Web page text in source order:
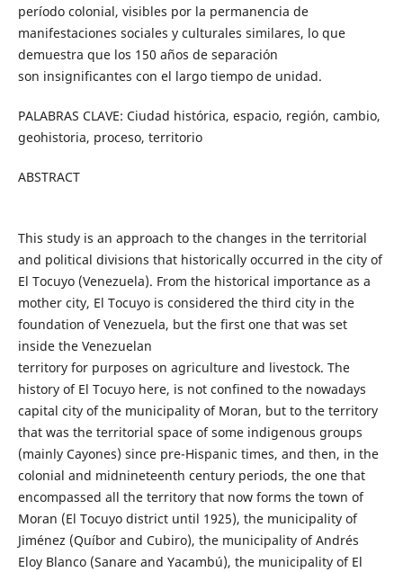
período colonial, visibles por la permanencia de
manifestaciones sociales y culturales similares, lo que
demuestra que los 150 años de separación
son insignificantes con el largo tiempo de unidad.
PALABRAS CLAVE: Ciudad histórica, espacio, región, cambio,
geohistoria, proceso, territorio
ABSTRACT
This study is an approach to the changes in the territorial
and political divisions that historically occurred in the city of
El Tocuyo (Venezuela). From the historical importance as a
mother city, El Tocuyo is considered the third city in the
foundation of Venezuela, but the first one that was set
inside the Venezuelan
territory for purposes on agriculture and livestock. The
history of El Tocuyo here, is not confined to the nowadays
capital city of the municipality of Moran, but to the territory
that was the territorial space of some indigenous groups
(mainly Cayones) since pre-Hispanic times, and then, in the
colonial and midnineteenth century periods, the one that
encompassed all the territory that now forms the town of
Moran (El Tocuyo district until 1925), the municipality of
Jiménez (Quíbor and Cubiro), the municipality of Andrés
Eloy Blanco (Sanare and Yacambú), the municipality of El